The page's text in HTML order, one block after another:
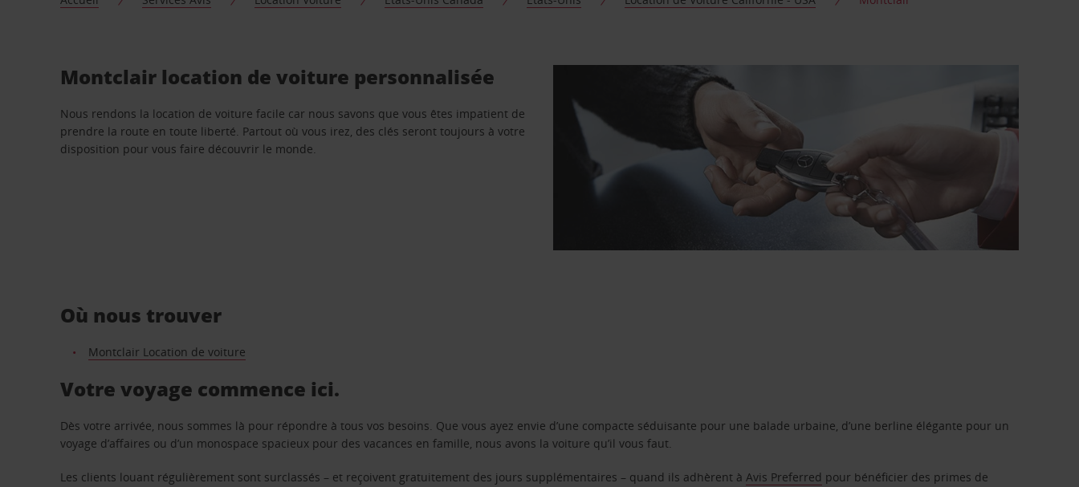
Montclair location de voiture personnalisée
Nous rendons la location de voiture facile car nous savons que vous êtes impatient de
prendre la route en toute liberté. Partout où vous irez, des clés seront toujours à votre
disposition pour vous faire découvrir le monde.
Où nous trouver
Montclair Location de voiture
Votre voyage commence ici.
Dès votre arrivée, nous sommes là pour répondre à tous vos besoins. Que vous ayez envie d’une compacte séduisante pour une balade urbaine, d’une berline élégante pour un
voyage d’affaires ou d’un monospace spacieux pour des vacances en famille, nous avons la voiture qu’il vous faut.
Les clients louant régulièrement sont surclassés – et reçoivent gratuitement des jours supplémentaires – quand ils adhèrent àAvis Preferred pour bénéficier des primes de